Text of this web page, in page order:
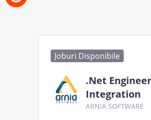
Joburi Disponibile
.Net
Integration
ARNIA SOFTWARE